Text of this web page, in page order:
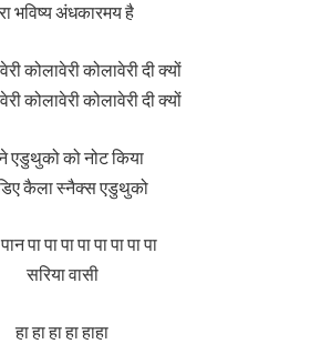
भविष्य अंधकारमय है
कोलावेरी कोलावेरी दी क्यों
कोलावेरी कोलावेरी दी क्यों
एडुथुको को नोट किया
कैला स्नैक्स एडुथुको
पा पा पा पा पा पा पा पा
सरिया वासी
हा हा हा हा हाहा